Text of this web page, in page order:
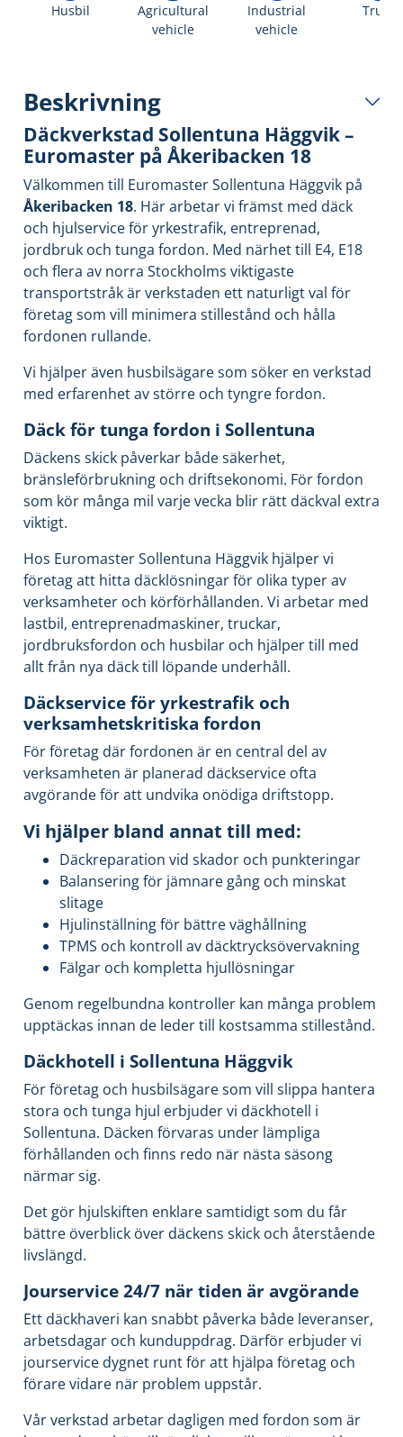
Husbil
Agricultural
vehicle
Industrial
vehicle
Truck
Beskrivning
Däckverkstad Sollentuna Häggvik –
Euromaster på Åkeribacken 18
Välkommen till Euromaster Sollentuna Häggvik på
Åkeribacken 18. Här arbetar vi främst med däck
och hjulservice för yrkestrafik, entreprenad,
jordbruk och tunga fordon. Med närhet till E4, E18
och flera av norra Stockholms viktigaste
transportstråk är verkstaden ett naturligt val för
företag som vill minimera stillestånd och hålla
fordonen rullande.
Vi hjälper även husbilsägare som söker en verkstad
med erfarenhet av större och tyngre fordon.
Däck för tunga fordon i Sollentuna
Däckens skick påverkar både säkerhet,
bränsleförbrukning och driftsekonomi. För fordon
som kör många mil varje vecka blir rätt däckval extra
viktigt.
Hos Euromaster Sollentuna Häggvik hjälper vi
företag att hitta däcklösningar för olika typer av
verksamheter och körförhållanden. Vi arbetar med
lastbil, entreprenadmaskiner, truckar,
jordbruksfordon och husbilar och hjälper till med
allt från nya däck till löpande underhåll.
Däckservice för yrkestrafik och
verksamhetskritiska fordon
För företag där fordonen är en central del av
verksamheten är planerad däckservice ofta
avgörande för att undvika onödiga driftstopp.
Vi hjälper bland annat till med:
Däckreparation vid skador och punkteringar
Balansering för jämnare gång och minskat
slitage
Hjulinställning för bättre väghållning
TPMS och kontroll av däcktrycksövervakning
Fälgar och kompletta hjullösningar
Genom regelbundna kontroller kan många problem
upptäckas innan de leder till kostsamma stillestånd.
Däckhotell i Sollentuna Häggvik
För företag och husbilsägare som vill slippa hantera
stora och tunga hjul erbjuder vi däckhotell i
Sollentuna. Däcken förvaras under lämpliga
förhållanden och finns redo när nästa säsong
närmar sig.
Det gör hjulskiften enklare samtidigt som du får
bättre överblick över däckens skick och återstående
livslängd.
Jourservice 24/7 när tiden är avgörande
Ett däckhaveri kan snabbt påverka både leveranser,
arbetsdagar och kunduppdrag. Därför erbjuder vi
jourservice dygnet runt för att hjälpa företag och
förare vidare när problem uppstår.
Vår verkstad arbetar dagligen med fordon som är